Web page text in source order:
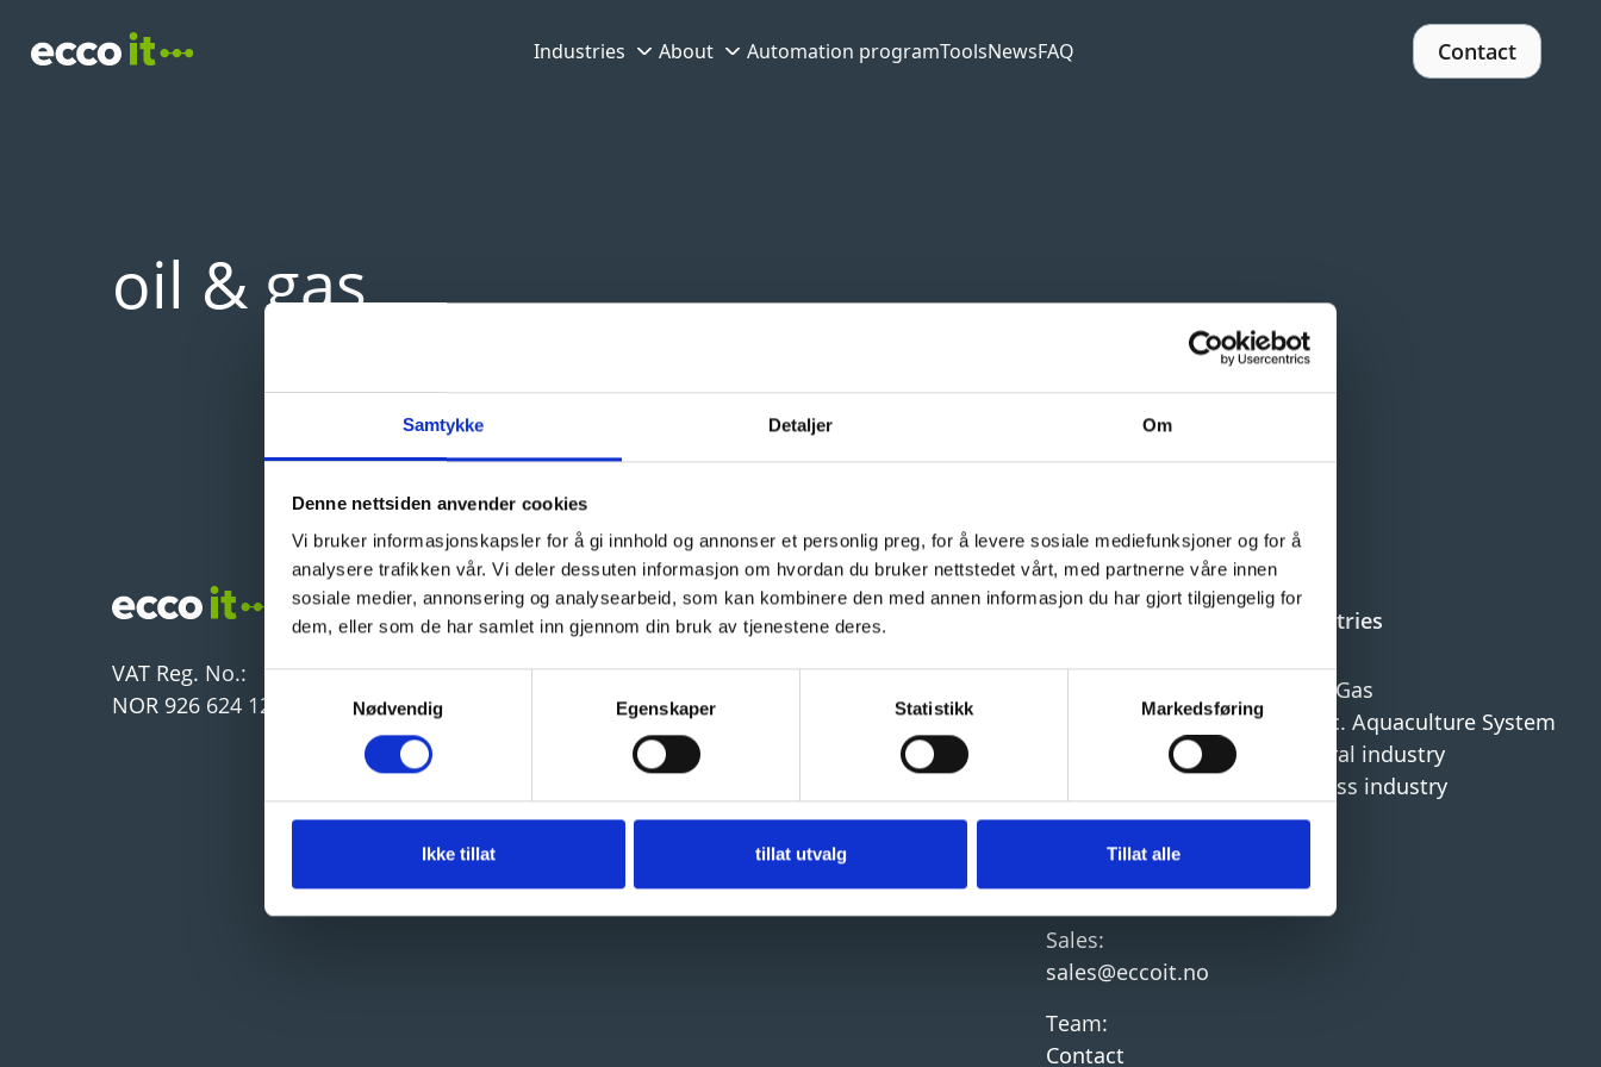
Samtykke Detaljer Om
Denne nettsiden anvender cookies
Vi bruker informasjonskapsler for å gi innhold og annonser et personlig preg, for å levere sosiale mediefunksjoner og for å
analysere trafikken vår. Vi deler dessuten informasjon om hvordan du bruker nettstedet vårt, med partnerne våre innen
sosiale medier, annonsering og analysearbeid, som kan kombinere den med annen informasjon du har gjort tilgjengelig for
dem, eller som de har samlet inn gjennom din bruk av tjenestene deres.
Nødvendig
Egenskaper Statistikk Markedsføring
Ikke tillat tillat utvalg Tillat alle
content
Industries About Automation programToolsNewsFAQ Contact
oil & gas
VAT Reg. No.:
NOR 926 624 121 MVA
Company details
Strandsvingen 14A
4032 Stavanger
+ 47 526 98 080
post@eccoit.no
Support:
support@eccoit.no
Sales:
sales@eccoit.no
Team:
Contact
Industries
Oil & Gas
Recirc. Aquaculture System
Mineral industry
Process industry
FAQ